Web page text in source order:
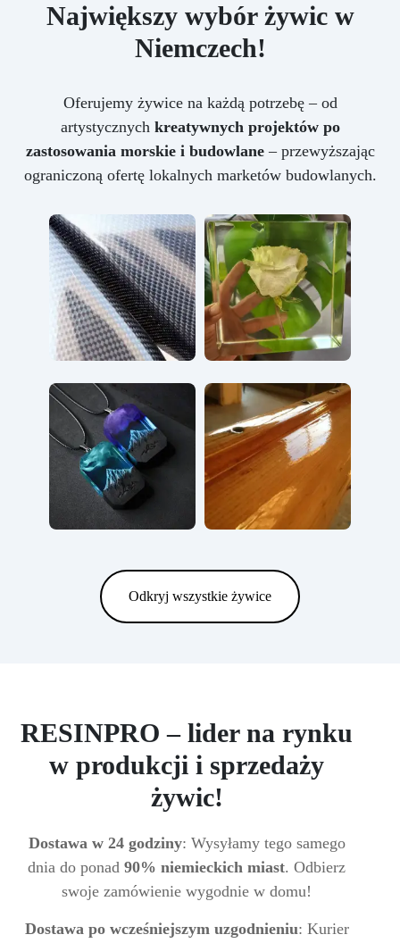
Największy wybór żywic w
Niemczech!
Oferujemy żywice na każdą potrzebę – od
artystycznych kreatywnych projektów po
zastosowania morskie i budowlane– przewyższając
ograniczoną ofertę lokalnych marketów budowlanych.
Odkryj wszystkie żywice
RESINPRO – lider na rynku
w produkcji i sprzedaży
żywic!
Dostawa w 24 godziny: Wysyłamy tego samego
dnia do ponad 90% niemieckich miast. Odbierz
swoje zamówienie wygodnie w domu!
Dostawa po wcześniejszym uzgodnieniu: Kurier